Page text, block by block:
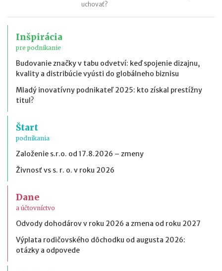
uchovať?
Inšpirácia
pre podnikanie
Budovanie značky v tabu odvetví: keď spojenie dizajnu,
kvality a distribúcie vyústi do globálneho biznisu
Mladý inovatívny podnikateľ 2025: kto získal prestížny
titul?
Štart
podnikania
Založenie s.r.o. od 17.8.2026 – zmeny
Živnosť vs s. r. o. v roku 2026
Dane
a účtovníctvo
Odvody dohodárov v roku 2026 a zmena od roku 2027
Výplata rodičovského dôchodku od augusta 2026:
otázky a odpovede